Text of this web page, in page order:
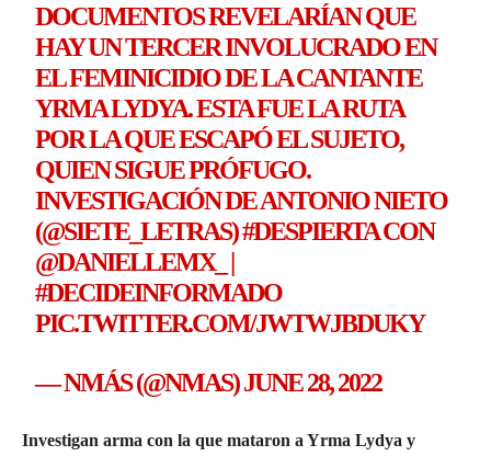
DOCUMENTOS REVELARÍAN QUE
HAY UN TERCER INVOLUCRADO EN
EL FEMINICIDIO DE LA CANTANTE
YRMA LYDYA. ESTA FUE LA RUTA
POR LA QUE ESCAPÓ EL SUJETO,
QUIEN SIGUE PRÓFUGO.
INVESTIGACIÓN DE ANTONIO NIETO
(@SIETE_LETRAS)#DESPIERTACON
@DANIELLEMX_ |
#DECIDEINFORMADO
PIC.TWITTER.COM/JWTWJBDUKY
— NMÁS (@NMAS)JUNE 28, 2022
Investigan arma con la que mataron a Yrma Lydya y